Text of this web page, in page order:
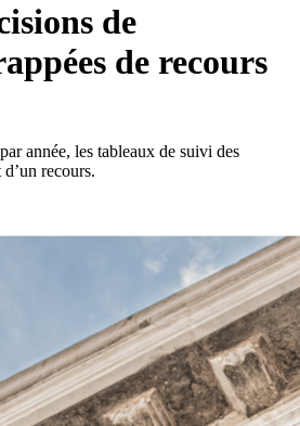
de
de recours
année, les tableaux de suivi des
recours.